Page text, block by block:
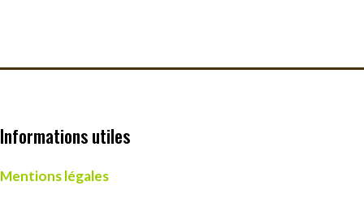
Informations utiles
Mentions légales